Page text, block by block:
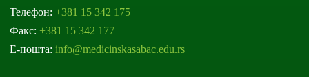
Телефон: +381 15 342 175
Факс: +381 15 342 177
Е-пошта:info@medicinskasabac.edu.rs